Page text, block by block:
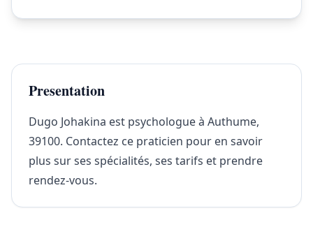
Presentation
Dugo Johakina est psychologue à Authume,
39100. Contactez ce praticien pour en savoir
plus sur ses spécialités, ses tarifs et prendre
rendez-vous.